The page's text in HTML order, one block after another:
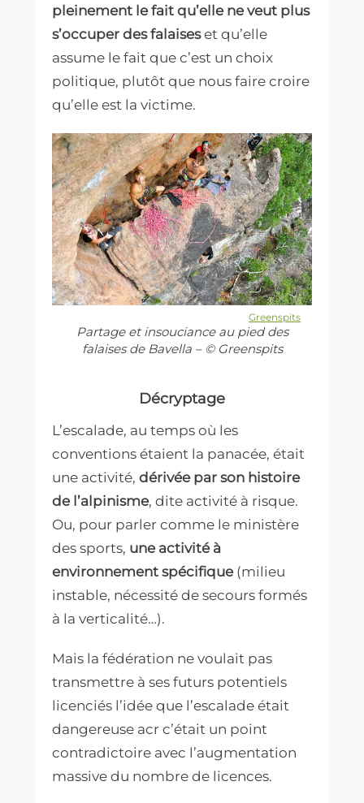
pleinement le fait qu’elle ne veut plus
s’occuper des falaiseset qu’elle
assume le fait que c’est un choix
politique, plutôt que nous faire croire
qu’elle est la victime.
Greenspits
Partage et insouciance au pied des
falaises de Bavella – © Greenspits
Décryptage
L’escalade, au temps où les
conventions étaient la panacée, était
une activité, dérivée par son histoire
de l’alpinisme, dite activité à risque.
Ou, pour parler comme le ministère
des sports, une activité à
environnement spécifique(milieu
instable, nécessité de secours formés
à la verticalité…).
Mais la fédération ne voulait pas
transmettre à ses futurs potentiels
licenciés l’idée que l’escalade était
dangereuse acr c’était un point
contradictoire avec l’augmentation
massive du nombre de licences.